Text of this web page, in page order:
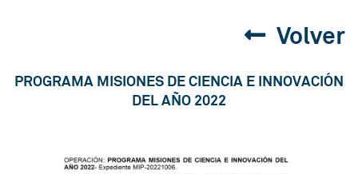
PROGRAMA MISIONES DE CIENCIA E INNOVACIÓN
DEL AÑO 2022
Volver